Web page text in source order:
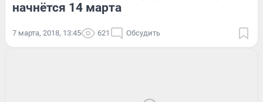
начнётся 14 марта
7 марта, 2018, 13:45 621 Обсудить